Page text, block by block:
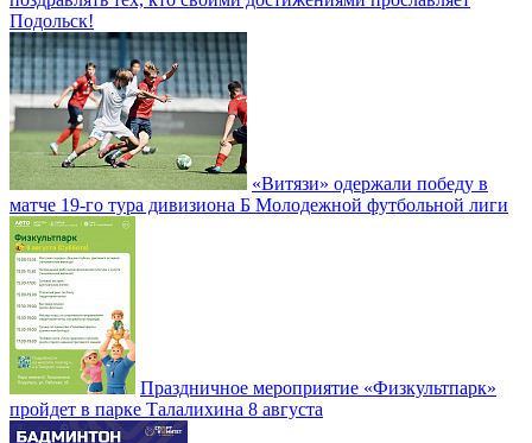
Подольск!
«Витязи» одержали победу в
матче 19-го тура дивизиона Б Молодежной футбольной лиги
Праздничное мероприятие «Физкультпарк»
пройдет в парке Талалихина 8 августа